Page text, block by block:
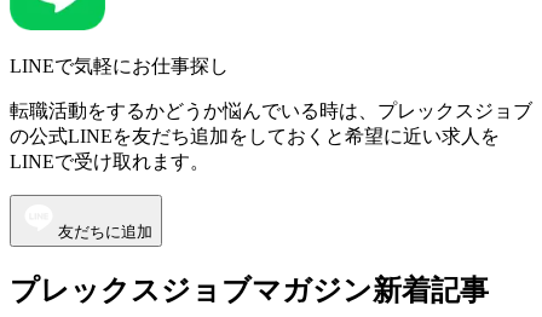
LINEで気軽にお仕事探し
転職活動をするかどうか悩んでいる時は、プレックスジョブ
の公式LINEを友だち追加をしておくと希望に近い求人を
LINEで受け取れます。
友だちに追加
プレックスジョブマガジン新着記事